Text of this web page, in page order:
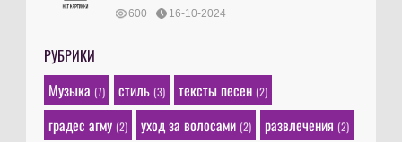
600 16-10-2024
РУБРИКИ
Музыка (7) стиль (3) тексты песен (2)
градес агму (2) уход за волосами (2) развлечения (2)